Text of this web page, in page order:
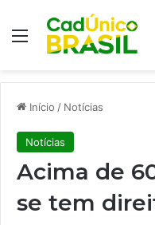
Menu
Início / Notícias
Notícias
Acima de
se tem